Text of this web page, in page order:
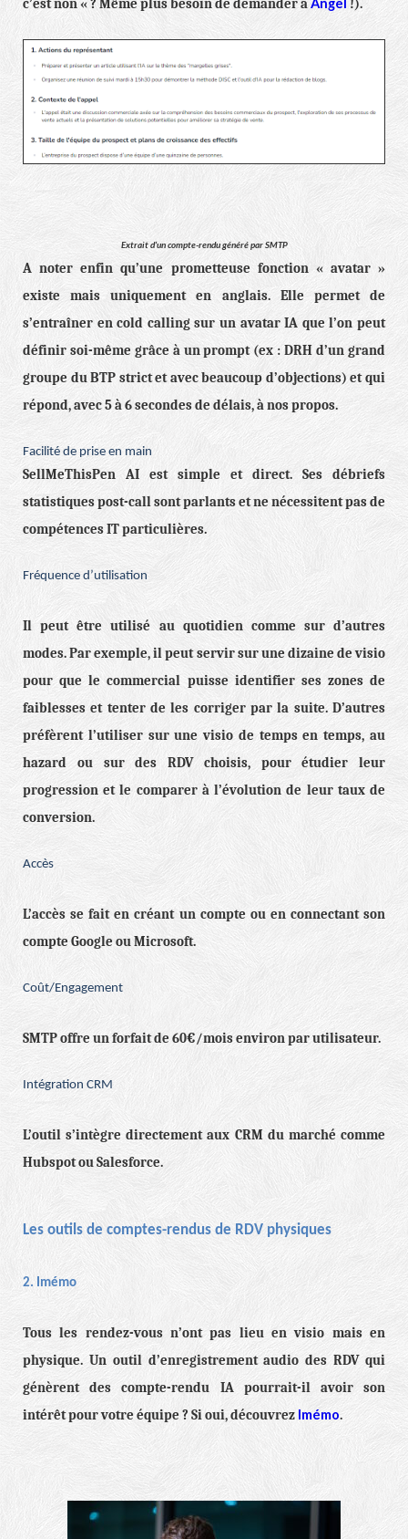
c’est non « ? Même plus besoin de demander à !).
Extrait d’un compte-rendu généré par SMTP
A noter enfin qu’une prometteuse fonction « avatar »
existe mais uniquement en anglais. Elle permet de
s’entraîner en cold calling sur un avatar IA que l’on peut
définir soi-même grâce à un prompt (ex : DRH d’un grand
groupe du BTP strict et avec beaucoup d’objections) et qui
répond, avec 5 à 6 secondes de délais, à nos propos.
Facilité de prise en main
SellMeThisPen AI est simple et direct. Ses débriefs
statistiques post-call sont parlants et ne nécessitent pas de
compétences IT particulières.
Fréquence d’utilisation
Il peut être utilisé au quotidien comme sur d’autres
modes. Par exemple, il peut servir sur une dizaine de visio
pour que le commercial puisse identifier ses zones de
faiblesses et tenter de les corriger par la suite. D’autres
préfèrent l’utiliser sur une visio de temps en temps, au
hazard ou sur des RDV choisis, pour étudier leur
progression et le comparer à l’évolution de leur taux de
conversion.
Accès
L’accès se fait en créant un compte ou en connectant son
compte Google ou Microsoft.
Coût/Engagement
SMTP offre un forfait de 60€/mois environ par utilisateur.
Intégration CRM
L’outil s’intègre directement aux CRM du marché comme
Hubspot ou Salesforce.
Les outils de comptes-rendus de RDV physiques
2. Imémo
Tous les rendez-vous n’ont pas lieu en visio mais en
physique. Un outil d’enregistrement audio des RDV qui
génèrent des compte-rendu IA pourrait-il avoir son
intérêt pour votre équipe ? Si oui, découvrez Imémo.